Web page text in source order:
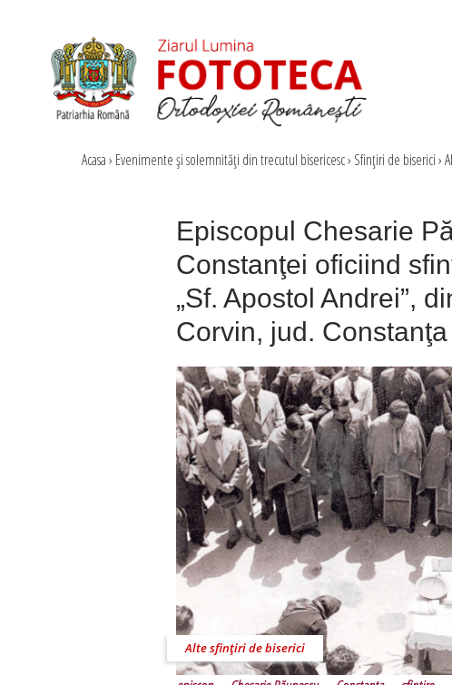
Acasa› Evenimente şi solemnităţi din trecutul bisericesc› Sfinţiri de biserici›
Episcopul Chesarie
Constanţei oficiind
„Sf. Apostol Andrei”,
Corvin, jud. Constanţa
Alte sfinţiri de biserici